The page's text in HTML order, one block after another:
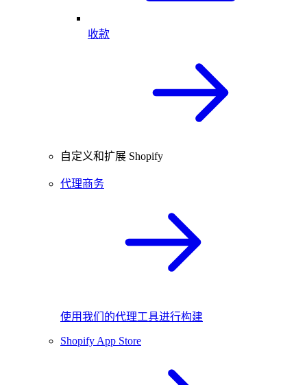
收款
自定义和扩展 Shopify
代理商务
使用我们的代理工具进行构建
Shopify App Store